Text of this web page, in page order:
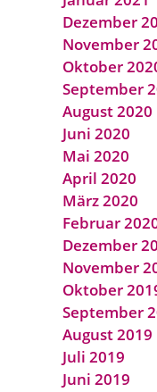
Dezember
November
Oktober
September
August 2020
Juni 2020
Mai 2020
April 2020
März 2020
Februar
Dezember
November
Oktober
September
August 2019
Juli 2019
Juni 2019